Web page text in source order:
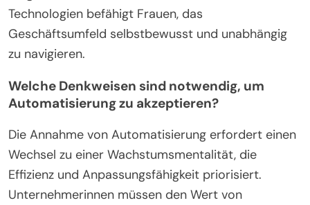
Technologien befähigt Frauen, das
Geschäftsumfeld selbstbewusst und unabhängig
zu navigieren.
Welche Denkweisen sind notwendig, um
Automatisierung zu akzeptieren?
Die Annahme von Automatisierung erfordert einen
Wechsel zu einer Wachstumsmentalität, die
Effizienz und Anpassungsfähigkeit priorisiert.
Unternehmerinnen müssen den Wert von